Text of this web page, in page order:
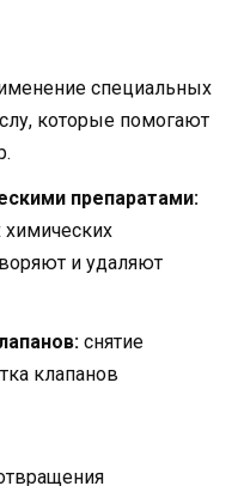
специальных
которые помогают
препаратами:
и удаляют
снятие
клапанов